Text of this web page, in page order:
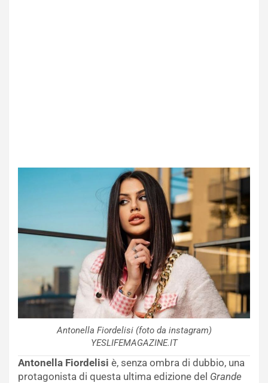
Antonella Fiordelisi (foto da instagram)
YESLIFEMAGAZINE.IT
Antonella Fiordelisi è, senza ombra di dubbio, una
protagonista di questa ultima edizione del Grande